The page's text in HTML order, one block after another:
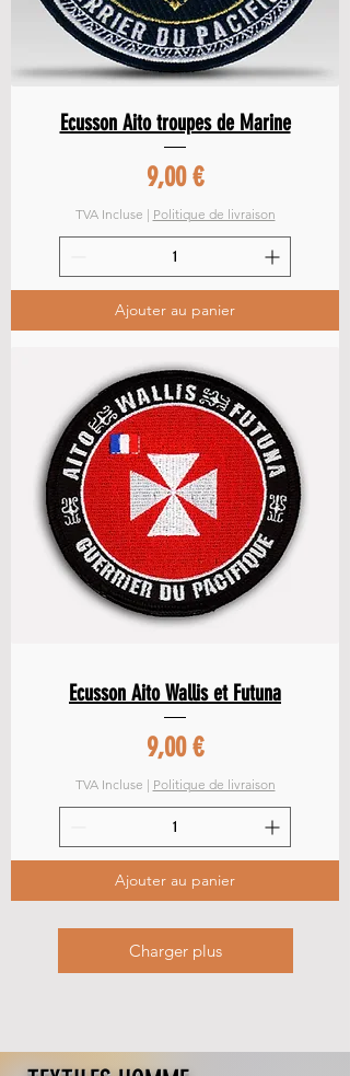
Ecusson Aito troupes de Marine
Prix
9,00 €
TVA Incluse | Politique de livraison
Ajouter au panier
Ecusson Aito Wallis et Futuna
Prix
9,00 €
TVA Incluse | Politique de livraison
Ajouter au panier
Charger plus